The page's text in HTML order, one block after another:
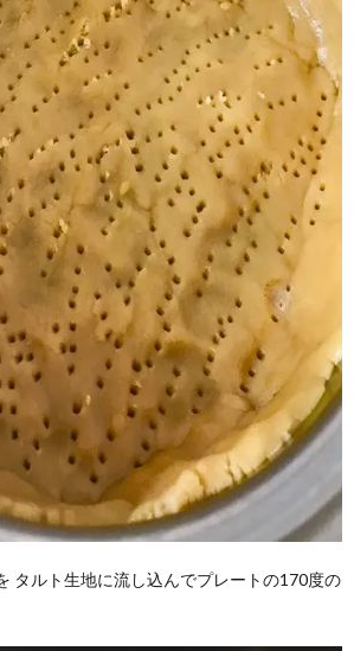
タルト生地に流し込んでプレートの170度の